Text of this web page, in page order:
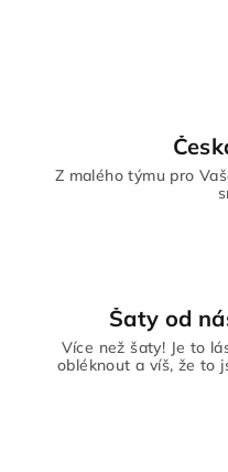
Z malého týmu pro
Šaty od
Více než šaty! Je to
obléknout a víš, že to